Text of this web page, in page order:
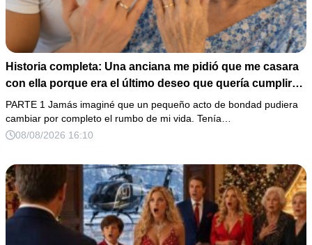
Historia completa: Una anciana me pidió que me casara
con ella porque era el último deseo que quería cumplir
antes de morir. Después de su fallecimiento, su abogado
puso en mis manos una vieja bolsa de hospital que
había conservado durante años y me dijo: «Ella te eligió
PARTE 1 Jamás imaginé que un pequeño acto de bondad pudiera
cambiar por completo el rumbo de mi vida. Tenía…
08/08/2026 16:10